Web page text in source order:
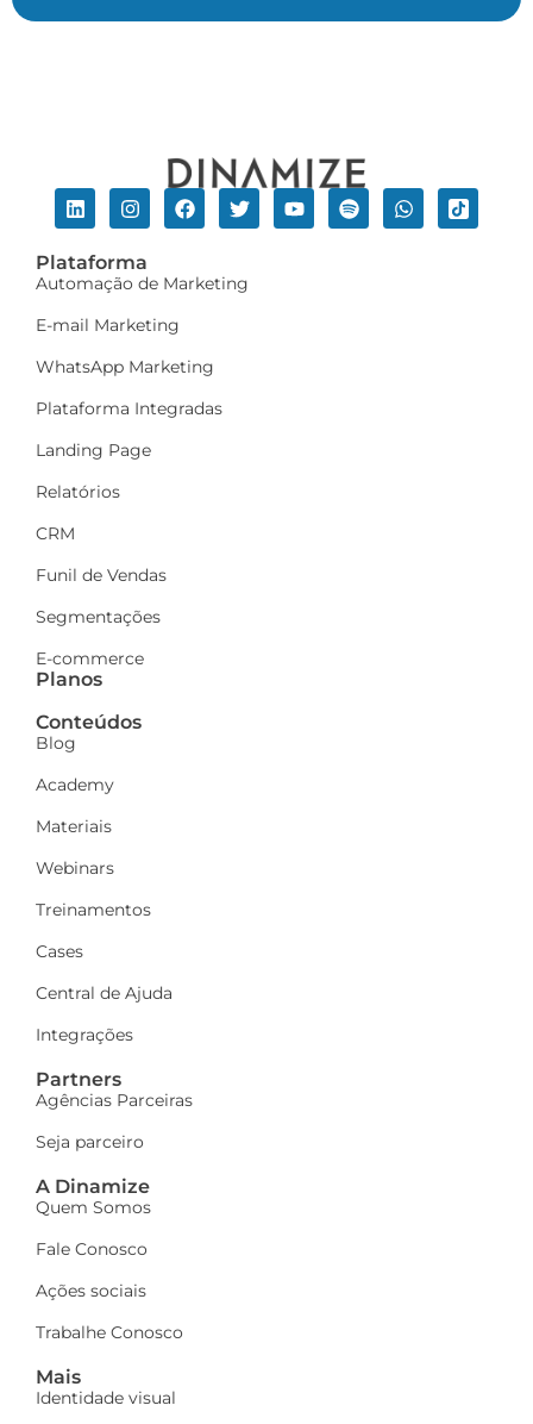
Plataforma
Automação de Marketing
E-mail Marketing
WhatsApp Marketing
Plataforma Integradas
Landing Page
Relatórios
CRM
Funil de Vendas
Segmentações
E-commerce
Planos
Conteúdos
Blog
Academy
Materiais
Webinars
Treinamentos
Cases
Central de Ajuda
Integrações
Partners
Agências Parceiras
Seja parceiro
A Dinamize
Quem Somos
Fale Conosco
Ações sociais
Trabalhe Conosco
Mais
Identidade visual